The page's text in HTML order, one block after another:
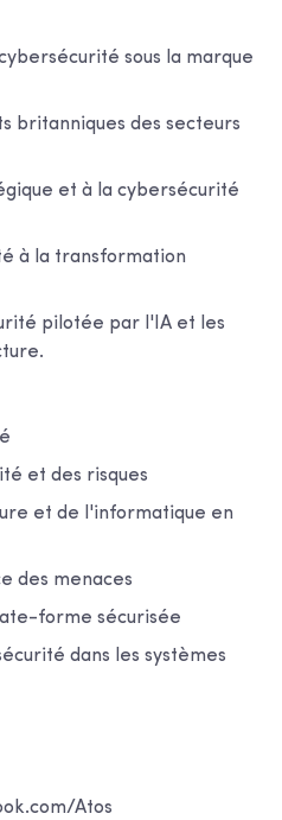
sous la marque
britanniques des secteurs
et à la cybersécurité
à la transformation
pilotée par l'IA et les
et des risques
et de l'informatique en
des menaces
forme sécurisée
dans les systèmes
Atos